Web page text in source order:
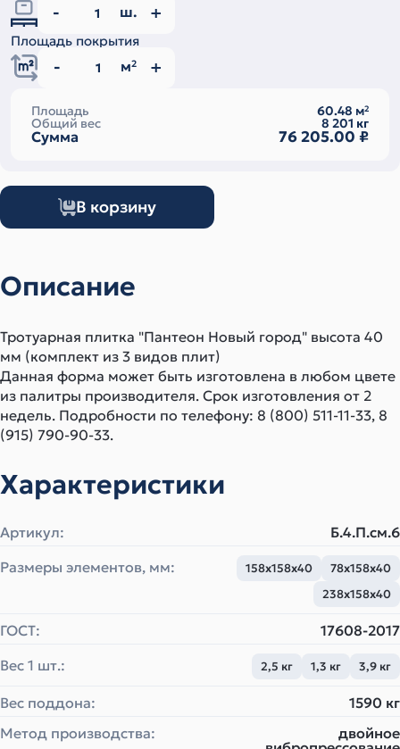
ш.
Площадь покрытия
м2
Площадь 60.48 м2
Общий вес 8 201 кг
Сумма 76 205.00 ₽
В корзину
Описание
Тротуарная плитка "Пантеон Новый город" высота 40
мм (комплект из 3 видов плит)
Данная форма может быть изготовлена в любом цвете
из палитры производителя. Срок изготовления от 2
недель. Подробности по телефону: 8 (800) 511-11-33, 8
(915) 790-90-33.
Характеристики
Артикул:
Б.4.П.см.6
Размеры элементов, мм:
158х158х40
78х158х40
238х158х40
ГОСТ:
17608-2017
Вес 1 шт.:
2,5 кг 1,3 кг 3,9 кг
Вес поддона:
1590 кг
Метод производства:
двойное